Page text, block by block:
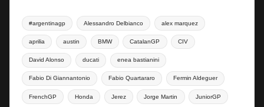
#argentinagp Alessandro Delbianco alex marquez
aprilia austin BMW CatalanGP CIV
David Alonso ducati enea bastianini
Fabio Di Giannantonio Fabio Quartararo Fermin Aldeguer
FrenchGP Honda Jerez Jorge Martin JuniorGP